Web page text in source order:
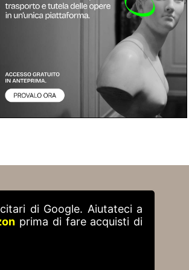
di Google. Aiutateci a
prima di fare acquisti di